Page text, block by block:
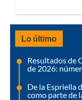
Lo último
Resultados de
de 2026:
De la Espriella
como parte de